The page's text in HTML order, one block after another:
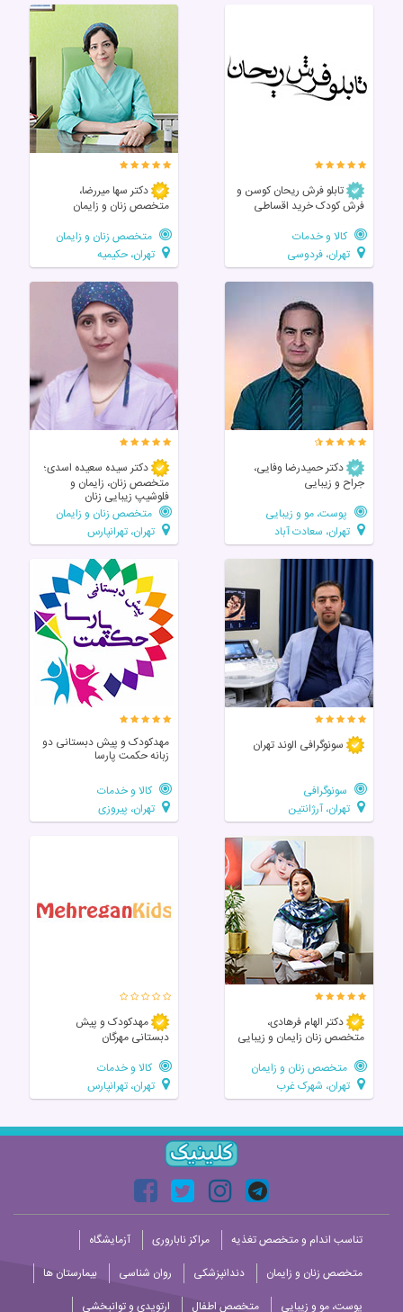
تابلو فرش ریحان کوسن و
فرش کودک خرید اقساطی
کالا و خدمات
تهران، فردوسی
دکتر سها میررضا،
متخصص زنان و زایمان
متخصص زنان و زایمان
تهران، حکیمیه
دکتر حمیدرضا وفایی،
جراح و زیبایی
پوست، مو و زیبایی
تهران، سعادت آباد
دکتر سیده سعیده اسدی؛
متخصص زنان، زایمان و
فلوشیپ زیبایی زنان
متخصص زنان و زایمان
تهران، تهرانپارس
سونوگرافی الوند تهران
سونوگرافی
تهران، آرژانتین
مهدکودک و پیش دبستانی دو
زبانه حکمت پارسا
کالا و خدمات
تهران، پیروزی
دکتر الهام فرهادی،
متخصص زنان زايمان و زیبایی
متخصص زنان و زایمان
تهران، شهرک غرب
مهدکودک و پیش
دبستانی مهرگان
کالا و خدمات
تهران، تهرانپارس
تناسب اندام و متخصص تغذیه مراکز ناباروری
آزمایشگاه
متخصص زنان و زایمان
دندانپزشکی روان شناسی
بیمارستان ها
پوست، مو و زیبایی
متخصص اطفال ارتوپدی و توانبخشی